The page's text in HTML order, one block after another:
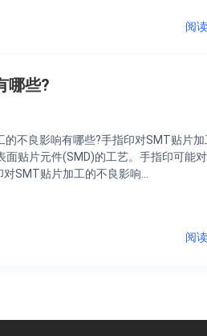
阅
哪些?
不良影响有哪些?手指印对SMT贴片加
贴片元件(SMD)的工艺。手指印可能
对SMT贴片加工的不良影响…
阅